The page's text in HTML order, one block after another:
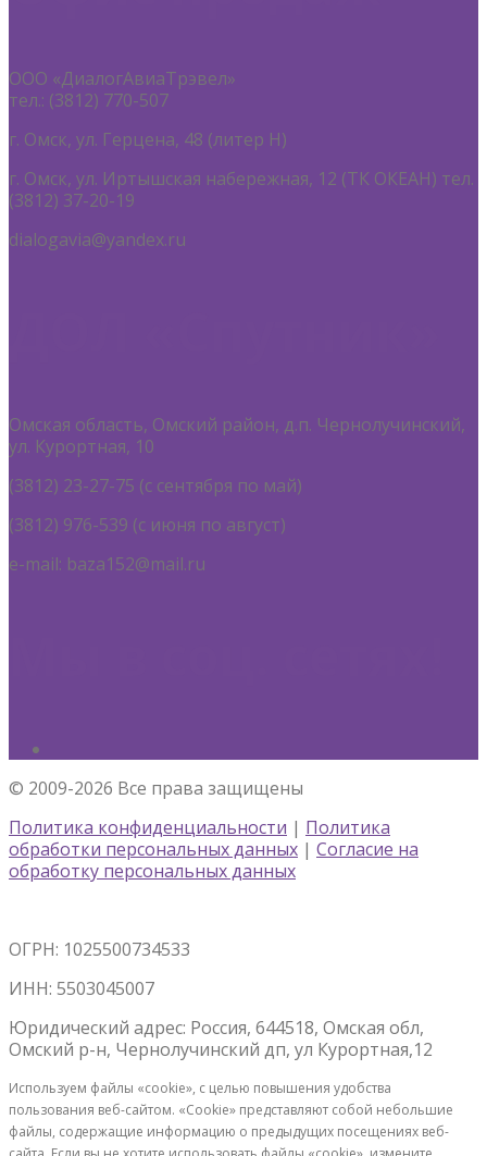
ООО «ДиалогАвиаТрэвел»
тел.: (3812) 770-507
г. Омск, ул. Герцена, 48 (литер Н)
г. Омск, ул. Иртышская набережная, 12 (ТК ОКЕАН) тел.
(3812) 37-20-19
dialogavia@yandex.ru
Омская область, Омский район, д.п. Чернолучинский,
ул. Курортная, 10
(3812) 23-27-75 (с сентября по май)
(3812) 976-539 (с июня по август)
e-mail: baza152@mail.ru
© 2009-2026 Все права защищены
Политика конфиденциальности | Политика
обработки персональных данных | Согласие на
обработку персональных данных
ОГРН: 1025500734533
ИНН: 5503045007
Юридический адрес: Россия, 644518, Омская обл,
Омский р-н, Чернолучинский дп, ул Курортная,12
Используем файлы «cookie», с целью повышения удобства
пользования веб-сайтом. «Cookie» представляют собой небольшие
файлы, содержащие информацию о предыдущих посещениях веб-